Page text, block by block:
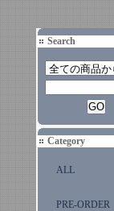
Search
Category
ALL
PRE-ORDER